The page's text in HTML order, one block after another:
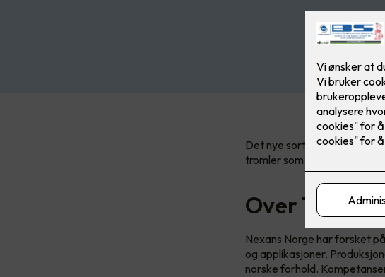
Det nye sortimentet er
tromler som passer til
Over 100 år
Nexans Norge har forsket
og applikasjoner.
norske forhold.